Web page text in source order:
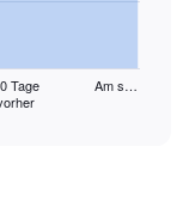
Tage
Am s…